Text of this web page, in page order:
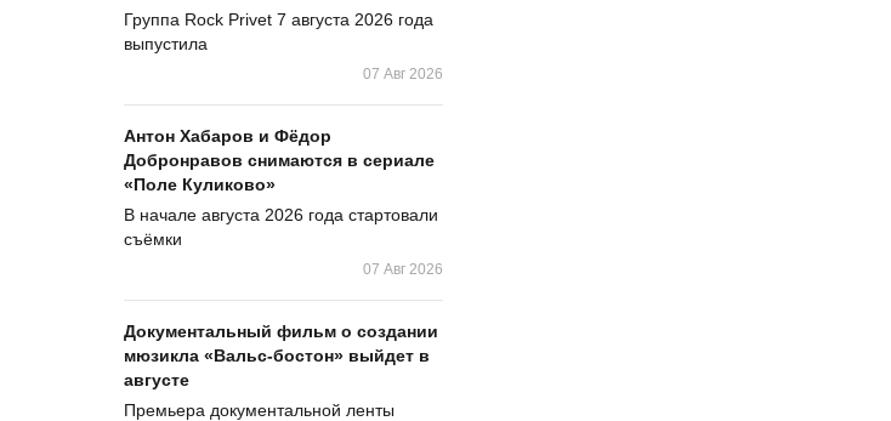
Группа Rock Privet 7 августа 2026 года
выпустила
07 Авг 2026
Антон Хабаров и Фёдор
Добронравов снимаются в сериале
«Поле Куликово»
В начале августа 2026 года стартовали
съёмки
07 Авг 2026
Документальный фильм о создании
мюзикла «Вальс-бостон» выйдет в
августе
Премьера документальной ленты